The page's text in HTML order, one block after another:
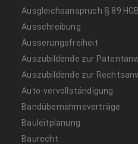
Ausgleichsanspruch § 89 HGB
Ausschreibung
Äusserungsfreiheit
Auszubildende zur
Auszubildende zur
Auto-vervollständigung
Bandübernahmeverträge
Bauleitplanung
Baurecht